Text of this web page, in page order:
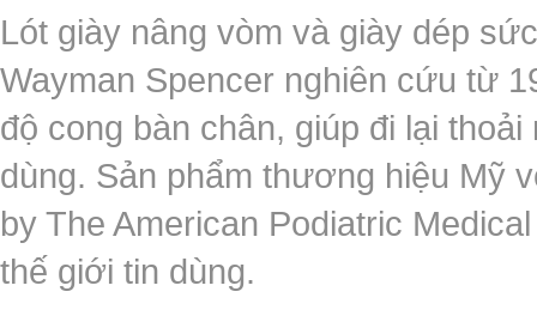
Lót giày nâng vòm và giày dép
Wayman Spencer nghiên cứu từ
độ cong bàn chân, giúp đi lại
dùng. Sản phẩm thương hiệu Mỹ
by The American Podiatric
thế giới tin dùng.